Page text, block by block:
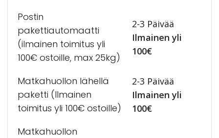
Postin
pakettiautomaatti
(ilmainen toimitus yli
100€ ostoille, max 25kg)
2-3 Päivää
Ilmainen yli
100€
Matkahuollon lähellä
paketti (Ilmainen
toimitus yli 100€ ostoille)
2-3 Päivää
Ilmainen yli
100€
Matkahuollon